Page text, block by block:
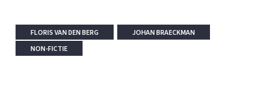
FLORIS VAN DEN BERG
JOHAN BRAECKMAN
NON-FICTIE